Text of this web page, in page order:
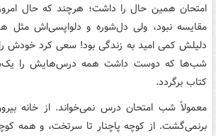
امتحان همین حال را داشت؛ هرچند که حال
مقایسه نبود، ولی دل‌شوره و دلواپسی‌اش مثل
دلیلش کمی امید به زندگی بود! سعی کرد خودش
شب‌ها که دوست داشت همه درس‌هایش را
کتاب برگردد.
معمولاً شب امتحان درس نمی‌خواند. از خانه
برنمی‌گشت. از کوچه پاچنار تا سرتخت، و همه